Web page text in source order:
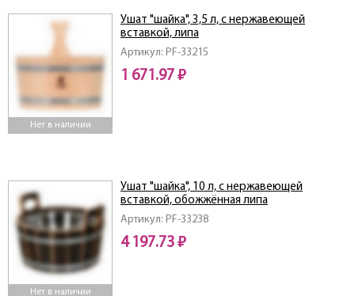
Нет в наличии
Артикул: PF-33215
Ушат "шайка", 3,5 л, с нержавеющей
вставкой, липа
1 671.97 ₽
Нет в наличии
Артикул: PF-33238
Ушат "шайка", 10 л, с нержавеющей
вставкой, обожжённая липа
4 197.73 ₽